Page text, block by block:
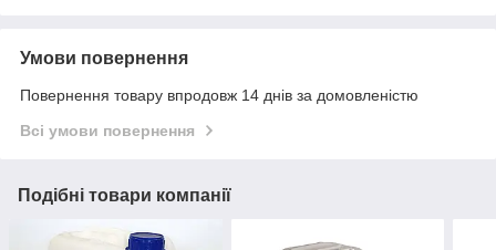
Умови повернення
Повернення товару впродовж 14 днів за домовленістю
Всі умови повернення
Подібні товари компанії